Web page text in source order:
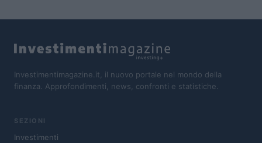
Investimentimagazine.it, il nuovo portale nel mondo della
finanza. Approfondimenti, news, confronti e statistiche.
SEZIONI
Investimenti